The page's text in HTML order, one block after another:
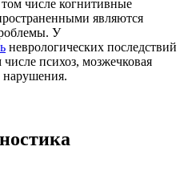
числе когнитивные
являются
У
неврологических последствий
числе психоз, мозжечковая
нарушения.